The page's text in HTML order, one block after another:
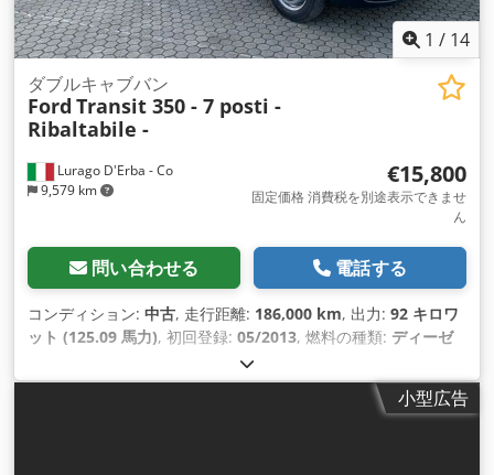
1 / 14
Lurago D'Erba - Co
9,579 km
ダブルキャブバン
Ford Transit 350 - 7 posti -
Ribaltabile -
€15,800
固定価格 消費税を別途表示できませ
ん
問い合わせる 電話する
コンディション: 中古, 走行距離: 186,000 km, 出力: 92 キロワ
ット (125.09 馬力), 初回登録: 05/2013, 燃料の種類: ディーゼ
1,080 kg（キログラム）
kg（キログラム）, アクスル構成:4x2, 色:白色, 変速方式:機械
3,150 mm, 荷室幅:
小型広告